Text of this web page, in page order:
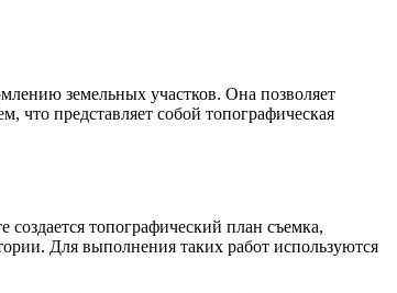
земельных участков. Она позволяет
что представляет собой топографическая
топографический план съемка,
Для выполнения таких работ используются